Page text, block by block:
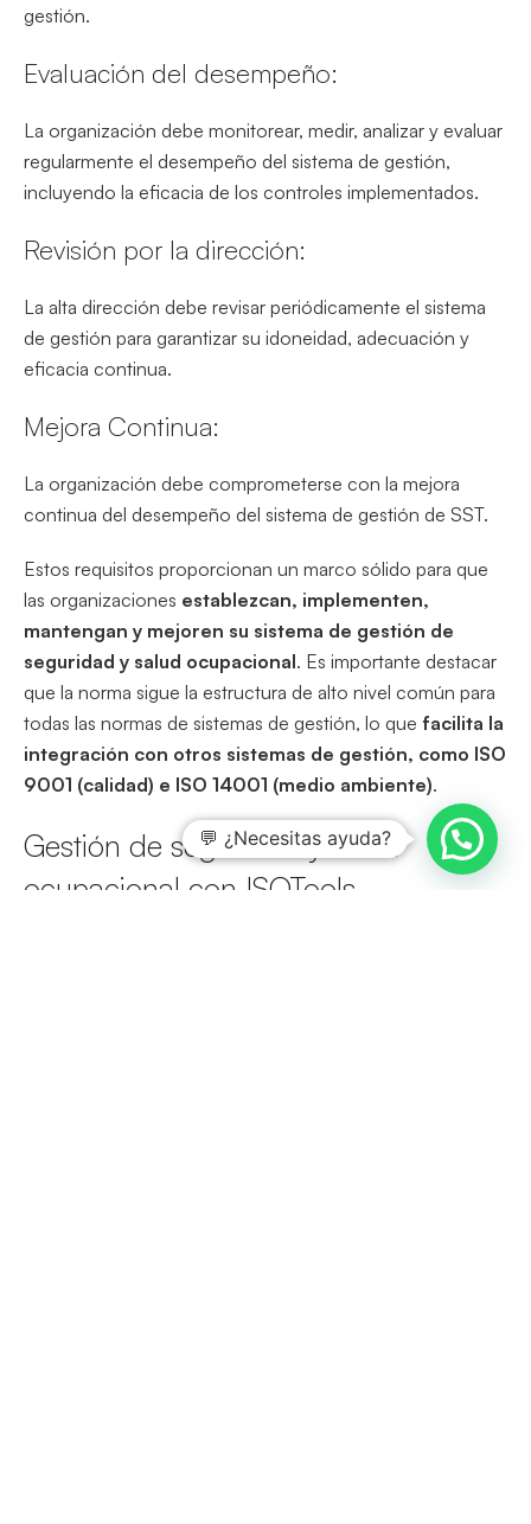
gestión.
Evaluación del desempeño:
La organización debe monitorear, medir, analizar y evaluar
regularmente el desempeño del sistema de gestión,
incluyendo la eficacia de los controles implementados.
Revisión por la dirección:
La alta dirección debe revisar periódicamente el sistema
de gestión para garantizar su idoneidad, adecuación y
eficacia continua.
Mejora Continua:
La organización debe comprometerse con la mejora
continua del desempeño del sistema de gestión de SST.
Estos requisitos proporcionan un marco sólido para que
las organizaciones establezcan, implementen,
mantengan y mejoren su sistema de gestión de
seguridad y salud ocupacional. Es importante destacar
que la norma sigue la estructura de alto nivel común para
todas las normas de sistemas de gestión, lo que facilita la
integración con otros sistemas de gestión, como ISO
9001 (calidad) e ISO 14001 (medio ambiente).
Gestión de seguridad y salud
ocupacional con ISOTools
💬 ¿Necesitas ayuda?